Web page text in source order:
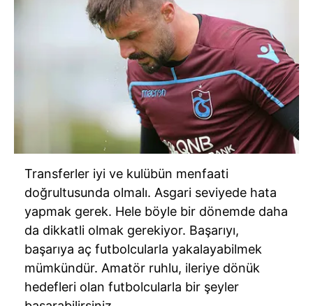
Transferler iyi ve kulübün menfaati
doğrultusunda olmalı. Asgari seviyede hata
yapmak gerek. Hele böyle bir dönemde daha
da dikkatli olmak gerekiyor. Başarıyı,
başarıya aç futbolcularla yakalayabilmek
mümkündür. Amatör ruhlu, ileriye dönük
hedefleri olan futbolcularla bir şeyler